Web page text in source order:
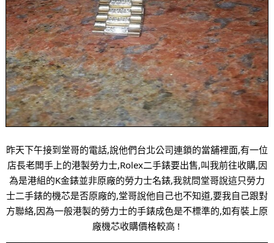
昨天下午接到堂哥的電話,說他們台北公司連鎖的當舖裡面,有一位
店長老闆手上的港製勞力士,Rolex二手錶要出售,叫我前往收購,因
為是港組的K金錶並非原廠的勞力士名錶,我就問堂哥說這只勞力
士二手錶的機芯是否原廠的,堂哥說他自己也不知道,要我自己跟對
方聯絡,因為一般港製的勞力士的手錶成色是不標準的,如有裝上原
廠機芯收購價格較高 !